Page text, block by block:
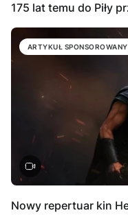
175 lat temu do Piły
ARTYKUŁ SPONSOROWANY
Nowy repertuar kin